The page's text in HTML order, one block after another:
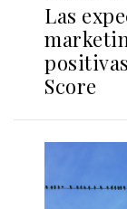
Las
Score